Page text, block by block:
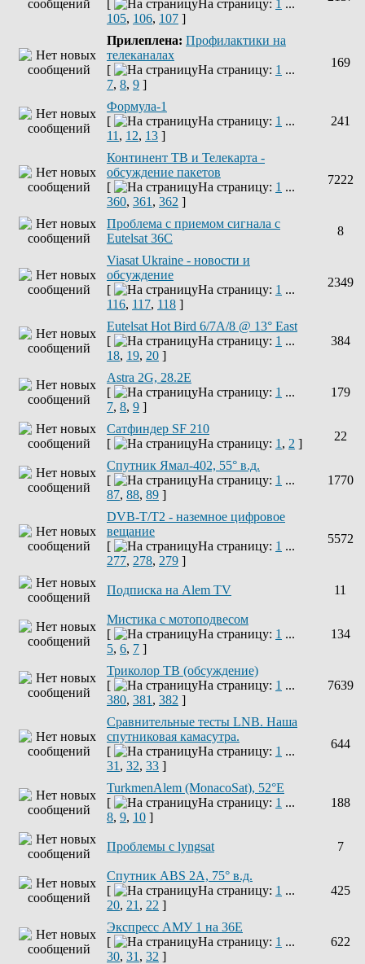
[
На страницу: 1 ...
105, 106, 107 ]
Прилеплена: Профилактики на
телеканалах
[
На страницу: 1 ...
7, 8, 9 ]
169
Формула-1
[
На страницу: 1 ...
11 , 12, 13 ]
241
Континент ТВ и Телекарта -
обсуждение пакетов
[
На страницу: 1 ...
360, 361 , 362 ]
7222
Проблема с приемом сигнала с
Eutelsat 36C
8
Viasat Ukraine - новости и
обсуждение
[
На страницу: 1 ...
116, 117, 118 ]
2349
Eutelsat Hot Bird 6/7A/8 @ 13° East
[
На страницу: 1 ...
18, 19, 20 ]
384
Astra 2G, 28.2E
[
На страницу: 1 ...
7, 8, 9 ]
179
Сатфиндер SF 210
[
На страницу: 1 , 2 ]
22
Спутник Ямал-402, 55° в.д.
[
На страницу: 1 ...
87, 88, 89 ]
1770
DVB-T/T2 - наземное цифровое
вещание
[
На страницу: 1 ...
277, 278, 279 ]
5572
Подписка на Alem TV 11
Мистика с мотоподвесом
[
На страницу: 1 ...
5, 6, 7 ]
134
Триколор ТВ (обсуждение)
[
На страницу: 1 ...
380, 381 , 382 ]
7639
Сравнительные тесты LNB. Наша
спутниковая камасутра.
[
На страницу: 1 ...
31 , 32, 33 ]
644
TurkmenAlem (MonacoSat), 52°E
[
На страницу: 1 ...
8, 9, 10 ]
188
Проблемы с lyngsat 7
Спутник ABS 2A, 75° в.д.
[
На страницу: 1 ...
20, 21 , 22 ]
425
Экспресс АМУ 1 на 36Е
[
На страницу: 1 ...
30, 31 , 32 ]
622